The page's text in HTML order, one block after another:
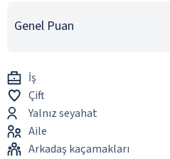
Genel Puan
İş
Çift
Yalnız seyahat
Aile
Arkadaş kaçamakları